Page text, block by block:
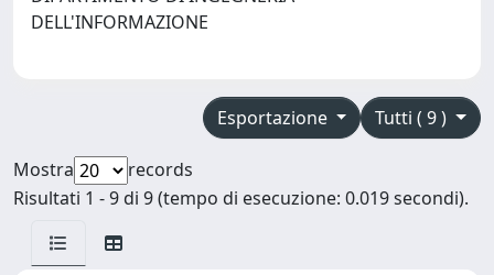
DELL'INFORMAZIONE
Tutti ( 9 )
Esportazione
Mostra
records
Risultati 1 - 9 di 9 (tempo di esecuzione: 0.019 secondi).